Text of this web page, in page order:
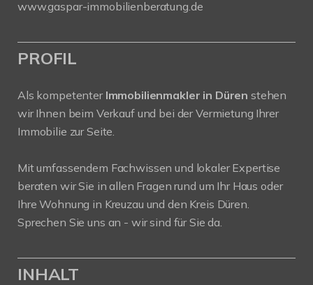
www.gaspar-immobilienberatung.de
PROFIL
Als kompetenter Immobilienmakler in Düren stehen
wir Ihnen beim Verkauf und bei der Vermietung Ihrer
Immobilie zur Seite.
Mit umfassendem Fachwissen und lokaler Expertise
beraten wir Sie in allen Fragen rund um Ihr Haus oder
Ihre Wohnung in Kreuzau und den Kreis Düren.
Sprechen Sie uns an - wir sind für Sie da.
INHALT